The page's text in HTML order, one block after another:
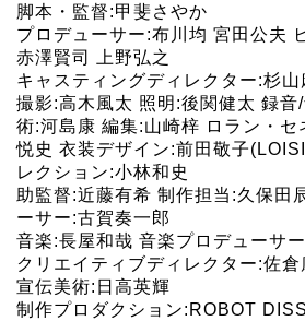
脚本・監督:甲斐さやか
プロデューサー:布川均 宮田公夫
赤澤賢司 上野弘之
キャスティングディレクター:杉山
撮影:高木風太 照明:後関健太 録音
術:河島康 編集:山崎梓 ロラン・
悦史 衣装デザイン:前田敬子
レクション:小林和史
助監督:近藤有希 制作担当:久保田
ーサー:古賀奏一郎
音楽:長屋和哉 音楽プロデューサ
クリエイティブディレクター:佐
宣伝美術:日高英輝
制作プロダクション:ROBOT